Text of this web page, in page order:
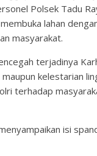
Polsek Tadu
lahan
masyarakat.
terjadinya
kelestarian
terhadap
isi